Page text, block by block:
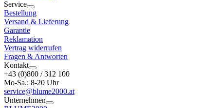
Service
Bestellung
Versand & Lieferung
Garantie
Reklamation
Vertrag widerrufen
Fragen & Antworten
Kontakt
+43 (0)800 / 312 100
Mo-Sa.: 8-20 Uhr
service@blume2000.at
Unternehmen